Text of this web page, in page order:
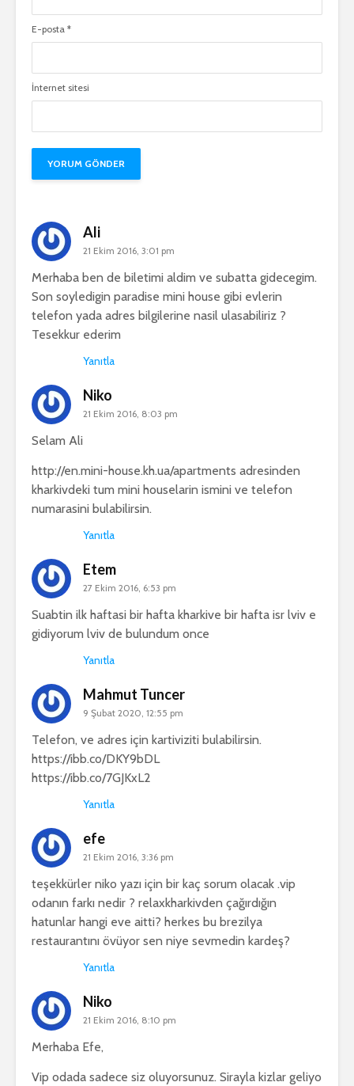
E-posta *
İnternet sitesi
Ali
21 Ekim 2016, 3:01 pm
Merhaba ben de biletimi aldim ve subatta gidecegim.
Son soyledigin paradise mini house gibi evlerin
telefon yada adres bilgilerine nasil ulasabiliriz ?
Tesekkur ederim
Yanıtla
Niko
21 Ekim 2016, 8:03 pm
Selam Ali
http://en.mini-house.kh.ua/apartments adresinden
kharkivdeki tum mini houselarin ismini ve telefon
numarasini bulabilirsin.
Yanıtla
Etem
27 Ekim 2016, 6:53 pm
Suabtin ilk haftasi bir hafta kharkive bir hafta isr lviv e
gidiyorum lviv de bulundum once
Yanıtla
Mahmut Tuncer
9 Şubat 2020, 12:55 pm
Telefon, ve adres için kartiviziti bulabilirsin.
https://ibb.co/DKY9bDL
https://ibb.co/7GJKxL2
Yanıtla
efe
21 Ekim 2016, 3:36 pm
teşekkürler niko yazı için bir kaç sorum olacak .vip
odanın farkı nedir ? relaxkharkivden çağırdığın
hatunlar hangi eve aitti? herkes bu brezilya
restaurantını övüyor sen niye sevmedin kardeş?
Yanıtla
Niko
21 Ekim 2016, 8:10 pm
Merhaba Efe,
Vip odada sadece siz oluyorsunuz. Sirayla kizlar geliyo